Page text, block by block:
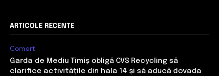
ARTICOLE RECENTE
Comert
Garda de Mediu Timiș obligă CVS Recycling să
clarifice activitățile din hala 14 și să aducă dovada